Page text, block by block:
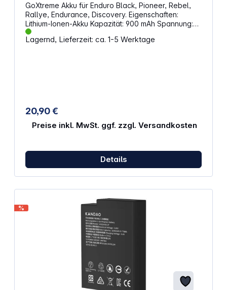
GoXtreme Akku für Enduro Black, Pioneer, Rebel,
Rallye, Endurance, Discovery. Eigenschaften:
Lithium-Ionen-Akku Kapazität: 900 mAh Spannung:
3,7 V 3,33 Wh Kompatibel mit GoXtreme Action-
Cams: Enduro Black Pioneer Rebel / Rebel + Rallye
Lagernd, Lieferzeit: ca. 1-5 Werktage
20,90 €
Preise inkl. MwSt. ggf. zzgl. Versandkosten
Details
%